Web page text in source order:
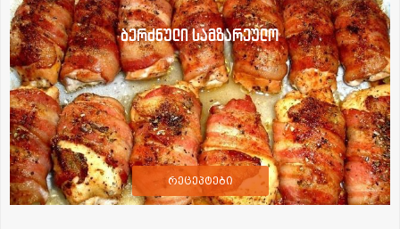
ბერძნული სამზარეულო
რეცეპტები